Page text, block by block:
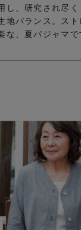
し、研究され尽く
地バランス。
ス
な、夏パジャマで